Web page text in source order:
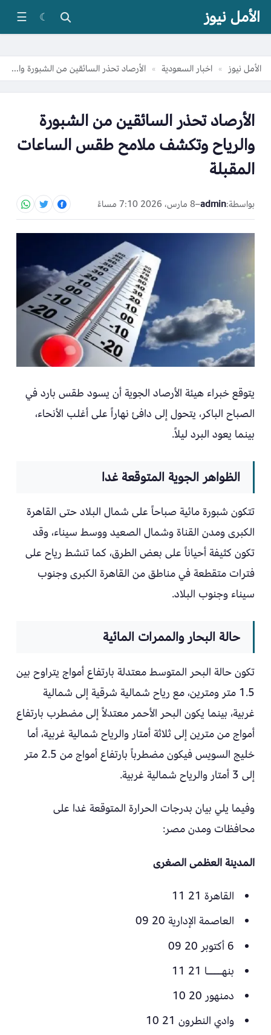
الأمل نيوز ☾
☰
الأمل نيوز » اخبار السعودية » الأرصاد تحذر السائقين من الشبورة والرياح وتكشف ملامح طقس الساعات المقبلة
الأرصاد تحذر السائقين من الشبورة
والرياح وتكشف ملامح طقس الساعات
المقبلة
بواسطة:admin
–8 مارس، 2026 7:10 مساءً
يتوقع خبراء هيئة الأرصاد الجوية أن يسود طقس بارد في
الصباح الباكر، يتحول إلى دافئ نهاراً على أغلب الأنحاء،
بينما يعود البرد ليلاً.
الظواهر الجوية المتوقعة غدا
تتكون شبورة مائية صباحاً على شمال البلاد حتى القاهرة
الكبرى ومدن القناة وشمال الصعيد ووسط سيناء، وقد
تكون كثيفة أحياناً على بعض الطرق، كما تنشط رياح على
فترات متقطعة في مناطق من القاهرة الكبرى وجنوب
سيناء وجنوب البلاد.
حالة البحار والممرات المائية
تكون حالة البحر المتوسط معتدلة بارتفاع أمواج يتراوح بين
1.5 متر ومترين، مع رياح شمالية شرقية إلى شمالية
غربية، بينما يكون البحر الأحمر معتدلاً إلى مضطرب بارتفاع
أمواج من مترين إلى ثلاثة أمتار والرياح شمالية غربية، أما
خليج السويس فيكون مضطرباً بارتفاع أمواج من 2.5 متر
إلى 3 أمتار والرياح شمالية غربية.
وفيما يلي بيان بدرجات الحرارة المتوقعة غدا على
محافظات ومدن مصر:
المدينة العظمى الصغرى
القاهرة 21 11
العاصمة الإدارية 20 09
6 أكتوبر 20 09
بنهــــا 21 11
دمنهور 20 10
وادي النطرون 21 10